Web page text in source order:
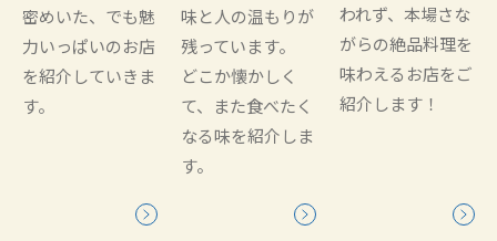
密めいた、でも魅
力いっぱいのお店
を紹介していきま
す。
味と人の温もりが
残っています。
どこか懐かしく
て、また食べたく
なる味を紹介しま
す。
われず、本場さな
がらの絶品料理を
味わえるお店をご
紹介します！